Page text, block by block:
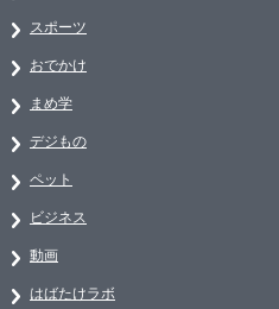
スポーツ
おでかけ
まめ学
デジもの
ペット
ビジネス
動画
はばたけラボ